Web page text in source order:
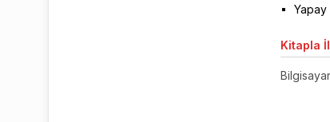
Yapay
Kitapla